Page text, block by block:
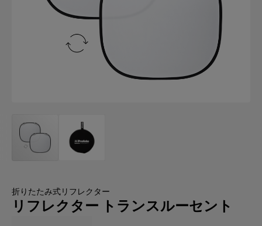
折りたたみ式リフレクター
リフレクター トランスルーセント